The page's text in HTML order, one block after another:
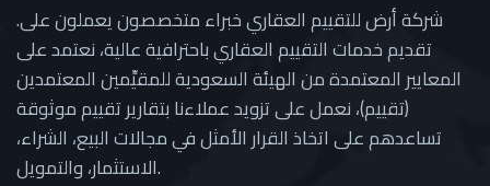
.شركة أرض للتقييم العقاري خبراء متخصصون يعملون على
تقديم خدمات التقييم العقاري باحترافية عالية، نعتمد على
المعايير المعتمدة من الهيئة السعودية للمقيِّمين المعتمدين
(تقييم)، نعمل على تزويد عملاءنا بتقارير تقييم موثوقة
تساعدهم على اتخاذ القرار الأمثل في مجالات البيع، الشراء،
الاستثمار، والتمويل.